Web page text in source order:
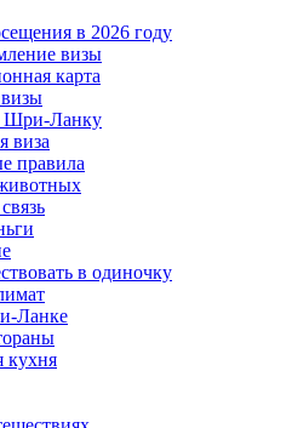
в 2026 году
визы
карта
Шри-Ланку
виза
правила
в одиночку
Ланке
кухня